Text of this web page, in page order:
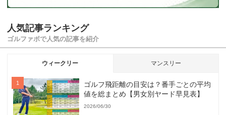
人気記事ランキング
ゴルファボで人気の記事を紹介
ウィークリー マンスリー
ゴルフ飛距離の目安は？番手ごとの平均
値を総まとめ【男女別ヤード早見表】
2026/06/30